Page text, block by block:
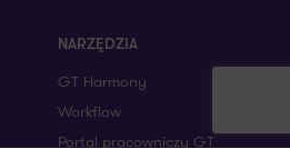
NARZĘDZIA
GT Harmony
Workflow
Portal pracowniczy GT